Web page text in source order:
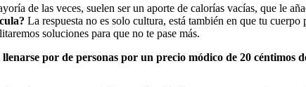
de las veces, suelen ser un aporte de calorías vacías, que le
La respuesta no es solo cultura, está también en que tu
soluciones para que no te pase más.
por de personas por un precio módico de 20 céntimos